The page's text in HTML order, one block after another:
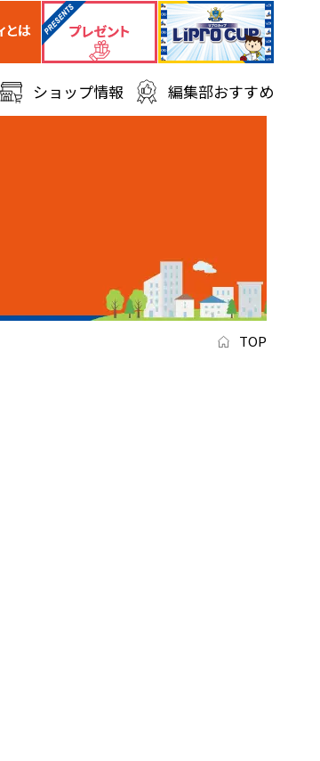
ショップ情報 編集部おすすめ
TOP